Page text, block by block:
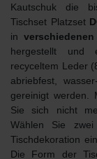
Kautschuk die
Tischset Platzset
in verschiedenen
hergestellt und
recyceltem Leder
abriebfest,
gereinigt werden.
Sie sich nicht
Wählen Sie
Tischdekoration
Die Form der